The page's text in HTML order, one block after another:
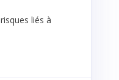
liés à